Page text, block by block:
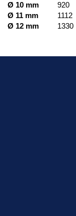
Ø 10 mm
920
Ø 11 mm
1112
Ø 12 mm
1330